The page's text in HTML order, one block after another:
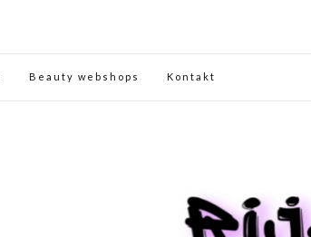
Beauty webshops Kontakt